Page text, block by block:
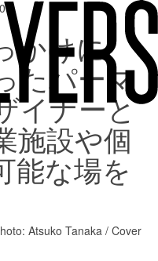
かけに、
たパーマ
イナーと
施設や個
能な場を
Atsuko Tanaka / Cover